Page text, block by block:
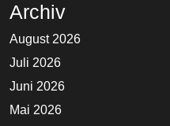
Archiv
August 2026
Juli 2026
Juni 2026
Mai 2026